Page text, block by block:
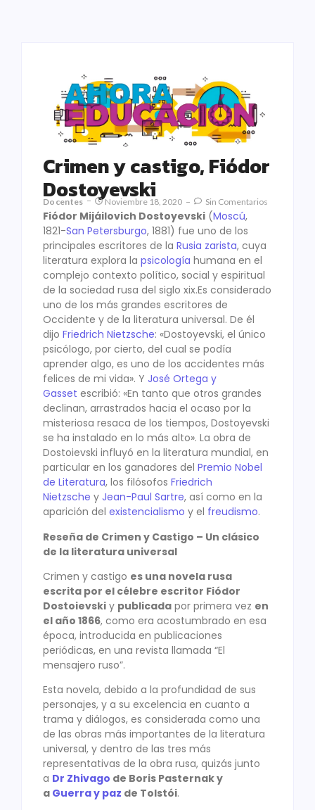
Crimen y castigo, Fiódor
Dostoyevski
Docentes Noviembre 18, 2020 Sin Comentarios
Fiódor Mijáilovich Dostoyevski (Moscú,
1821-San Petersburgo, 1881) fue uno de los
principales escritores de la Rusia zarista, cuya
literatura explora la psicología humana en el
complejo contexto político, social y espiritual
de la sociedad rusa del siglo xix.Es considerado
uno de los más grandes escritores de
Occidente y de la literatura universal. De él
dijo Friedrich Nietzsche: «Dostoyevski, el único
psicólogo, por cierto, del cual se podía
aprender algo, es uno de los accidentes más
felices de mi vida». Y José Ortega y
Gasset escribió: «En tanto que otros grandes
declinan, arrastrados hacia el ocaso por la
misteriosa resaca de los tiempos, Dostoyevski
se ha instalado en lo más alto». La obra de
Dostoievski influyó en la literatura mundial, en
particular en los ganadores del Premio Nobel
de Literatura, los filósofos Friedrich
Nietzsche y Jean-Paul Sartre, así como en la
aparición del existencialismo y el freudismo.
Reseña de Crimen y Castigo – Un clásico
de la literatura universal
Crimen y castigo es una novela rusa
escrita por el célebre escritor Fiódor
Dostoievski y publicada por primera vez en
el año 1866, como era acostumbrado en esa
época, introducida en publicaciones
periódicas, en una revista llamada “El
mensajero ruso”.
Esta novela, debido a la profundidad de sus
personajes, y a su excelencia en cuanto a
trama y diálogos, es considerada como una
de las obras más importantes de la literatura
universal, y dentro de las tres más
representativas de la obra rusa, quizás junto
a Dr Zhivago de Boris Pasternak y
a Guerra y paz de Tolstói.